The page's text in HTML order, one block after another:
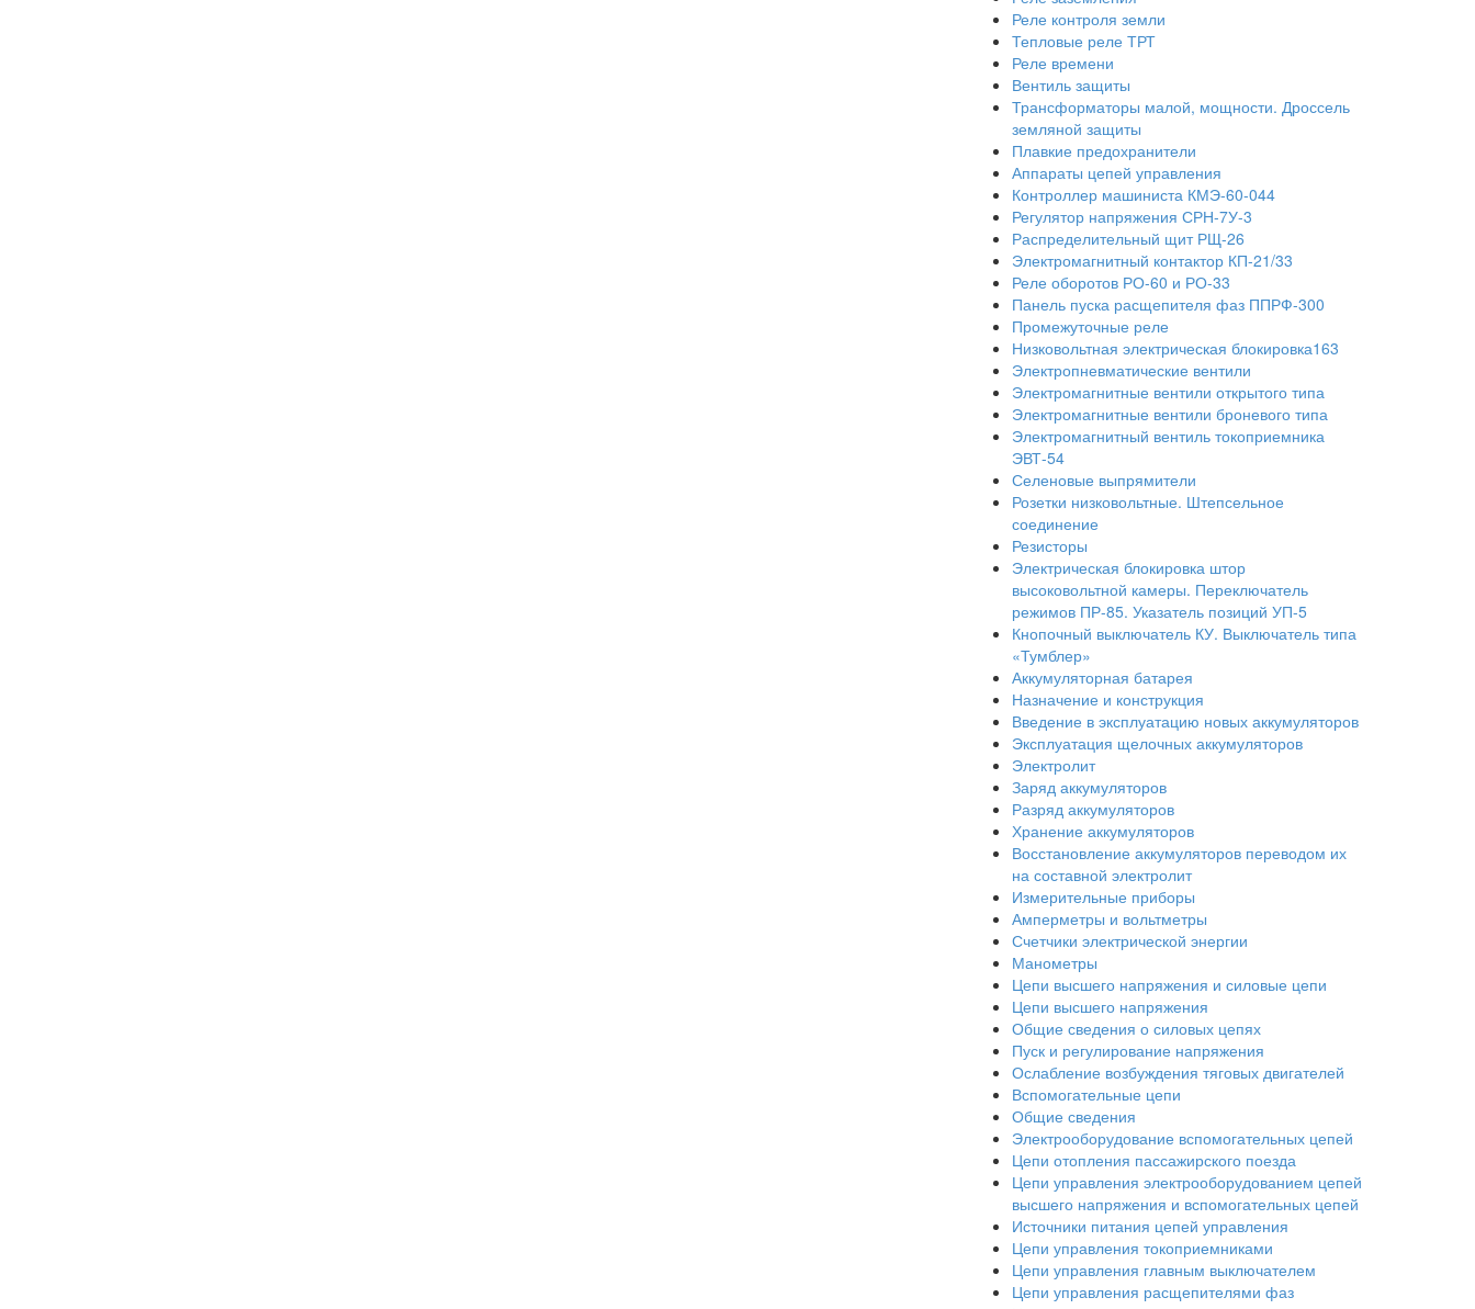
Реле контроля земли
Тепловые реле ТРТ
Реле времени
Вентиль защиты
Трансформаторы малой, мощности. Дроссель
земляной защиты
Плавкие предохранители
Аппараты цепей управления
Контроллер машиниста КМЭ-60-044
Регулятор напряжения СРН-7У-3
Распределительный щит РЩ-26
Электромагнитный контактор КП-21/33
Реле оборотов РО-60 и РО-33
Панель пуска расщепителя фаз ППРФ-300
Промежуточные реле
Низковольтная электрическая блокировка163
Электропневматические вентили
Электромагнитные вентили открытого типа
Электромагнитные вентили броневого типа
Электромагнитный вентиль токоприемника
ЭВТ-54
Селеновые выпрямители
Розетки низковольтные. Штепсельное
соединение
Резисторы
Электрическая блокировка штор
высоковольтной камеры. Переключатель
режимов ПР-85. Указатель позиций УП-5
Кнопочный выключатель КУ. Выключатель типа
«Тумблер»
Аккумуляторная батарея
Назначение и конструкция
Введение в эксплуатацию новых аккумуляторов
Эксплуатация щелочных аккумуляторов
Электролит
Заряд аккумуляторов
Разряд аккумуляторов
Хранение аккумуляторов
Восстановление аккумуляторов переводом их
на составной электролит
Измерительные приборы
Амперметры и вольтметры
Счетчики электрической энергии
Манометры
Цепи высшего напряжения и силовые цепи
Цепи высшего напряжения
Общие сведения о силовых цепях
Пуск и регулирование напряжения
Ослабление возбуждения тяговых двигателей
Вспомогательные цепи
Общие сведения
Электрооборудование вспомогательных цепей
Цепи отопления пассажирского поезда
Цепи управления электрооборудованием цепей
высшего напряжения и вспомогательных цепей
Источники питания цепей управления
Цепи управления токоприемниками
Цепи управления главным выключателем
Цепи управления расщепителями фаз